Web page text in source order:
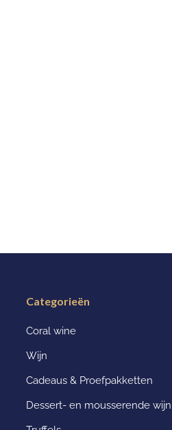
Categorieën
Coral wine
Wijn
Cadeaus & Proefpakketten
Dessert- en mousserende wijn